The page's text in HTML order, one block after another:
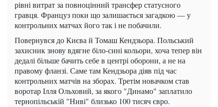
рівні витрат за повноцінний трансфер статусного
гравця. Француз поки що залишається загадкою — у
контрольних матчах його так і не побачили.
Повернувся до Києва й Томаш Кендзьора. Польський
захисник знову вдягне біло-сині кольори, хоча тепер він
дедалі більше бачить себе в центрі оборони, а не на
правому фланзі. Саме там Кендзьора діяв під час
контрольних матчів на зборах. Третім новачком став
воротар Ілля Ольховий, за якого "Динамо" заплатило
тернопільській "Ниві" близько 100 тисяч євро.